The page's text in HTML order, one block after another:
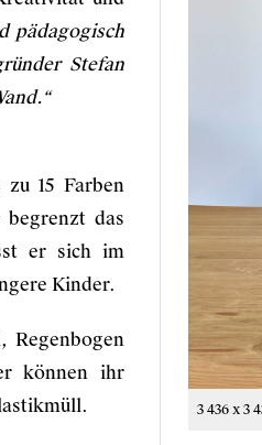
pädagogisch
Stefan
15 Farben
das
er sich im
Kinder.
Regenbogen
können ihr
3 436 x 3